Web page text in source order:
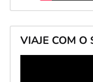
VIAJE COM O